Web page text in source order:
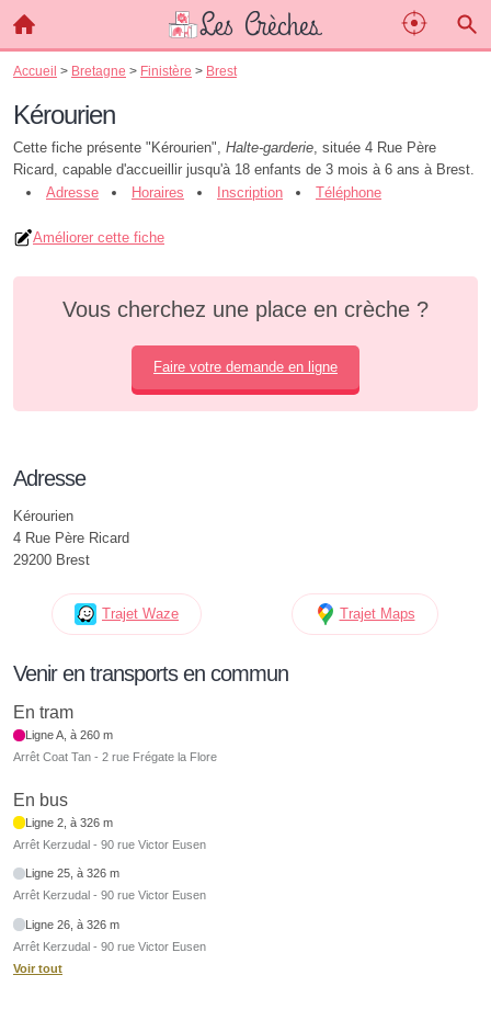
Accueil > Bretagne > Finistère > Brest
Kérourien
Cette fiche présente "Kérourien", Halte-garderie, située 4 Rue Père
Ricard, capable d'accueillir jusqu'à 18 enfants de 3 mois à 6 ans à Brest.
Adresse
Horaires Inscription Téléphone
Améliorer cette fiche
Vous cherchez une place en crèche ?
Faire votre demande en ligne
Adresse
Kérourien
4 Rue Père Ricard
29200 Brest
Trajet Waze Trajet Maps
Venir en transports en commun
En tram
Ligne A, à 260 m
Arrêt Coat Tan - 2 rue Frégate la Flore
En bus
Ligne 2, à 326 m
Arrêt Kerzudal - 90 rue Victor Eusen
Ligne 25, à 326 m
Arrêt Kerzudal - 90 rue Victor Eusen
Ligne 26, à 326 m
Arrêt Kerzudal - 90 rue Victor Eusen
Voir tout